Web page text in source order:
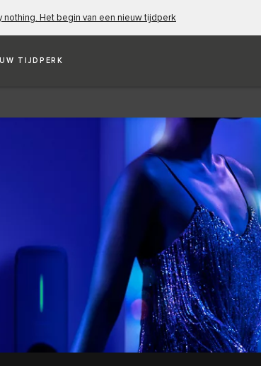
nothing. Het begin van een nieuw tijdperk
TIJDPERK